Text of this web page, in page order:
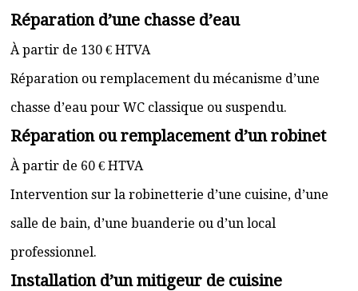
Réparation d’une chasse d’eau
À partir de 130 € HTVA
Réparation ou remplacement du mécanisme d’une
chasse d’eau pour WC classique ou suspendu.
Réparation ou remplacement d’un robinet
À partir de 60 € HTVA
Intervention sur la robinetterie d’une cuisine, d’une
salle de bain, d’une buanderie ou d’un local
professionnel.
Installation d’un mitigeur de cuisine